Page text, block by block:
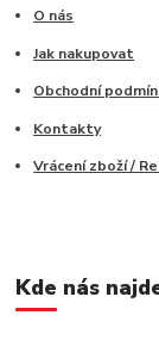
O nás
Jak nakupovat
Obchodní
Kontakty
Vrácení zboží /
Kde nás